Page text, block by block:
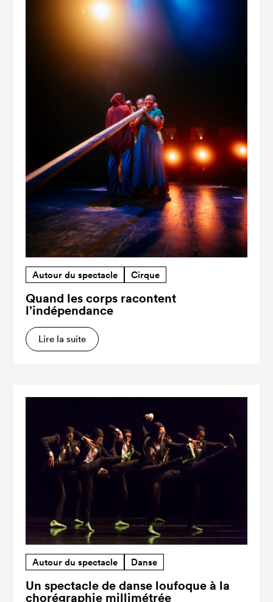
Autour du spectacle Cirque
Quand les corps racontent
l’indépendance
Lire la suite
Autour du spectacle Danse
Un spectacle de danse loufoque à la
chorégraphie millimétrée